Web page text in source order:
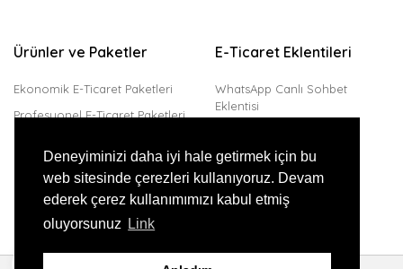
Deneyiminizi daha iyi hale getirmek için bu
web sitesinde çerezleri kullanıyoruz. Devam
ederek çerez kullanımımızı kabul etmiş
oluyorsunuz
Link
Ürünler ve Paketler
Ekonomik E-Ticaret Paketleri
Profesyonel E-Ticaret Paketleri
E-Ticaret Eklentileri
WhatsApp Canlı Sohbet
Eklentisi
Amazon Entegrasyonu
JivoChat Canlı Destek
Sanal Pos Eklentisi